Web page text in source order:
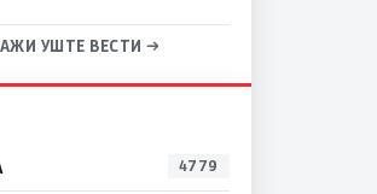
УШТЕ ВЕСТИ →
4779